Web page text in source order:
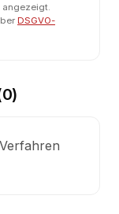
angezeigt.
DSGVO-
0)